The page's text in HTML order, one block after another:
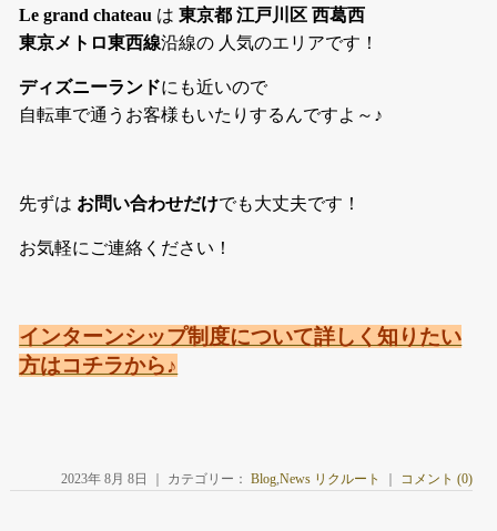
Le grand chateau は東京都 江戸川区 西葛西
東京メトロ東西線沿線の 人気のエリアです！
ディズニーランドにも近いので
自転車で通うお客様もいたりするんですよ～♪
先ずは お問い合わせだけでも大丈夫です！
お気軽にご連絡ください！
インターンシップ制度について詳しく知りたい
方はコチラから♪
2023年 8月 8日 ｜ カテゴリー：Blog,News リクルート コメント (0)